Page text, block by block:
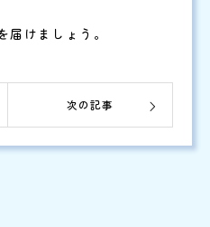
けましょう。
次の記事